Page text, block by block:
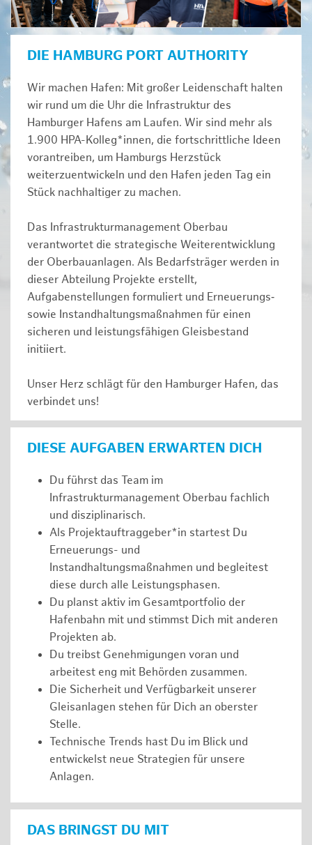
DIE HAMBURG PORT AUTHORITY
Wir machen Hafen: Mit großer Leidenschaft halten
wir rund um die Uhr die Infrastruktur des
Hamburger Hafens am Laufen. Wir sind mehr als
1.900 HPA-Kolleg*innen, die fortschrittliche Ideen
vorantreiben, um Hamburgs Herzstück
weiterzuentwickeln und den Hafen jeden Tag ein
Stück nachhaltiger zu machen.
Das Infrastrukturmanagement Oberbau
verantwortet die strategische Weiterentwicklung
der Oberbauanlagen. Als Bedarfsträger werden in
dieser Abteilung Projekte erstellt,
Aufgabenstellungen formuliert und Erneuerungs‑
sowie Instandhaltungsmaßnahmen für einen
sicheren und leistungsfähigen Gleisbestand
initiiert.
Unser Herz schlägt für den Hamburger Hafen, das
verbindet uns!
DIESE AUFGABEN ERWARTEN DICH
Du führst das Team im
Infrastrukturmanagement Oberbau fachlich
und disziplinarisch.
Als Projektauftraggeber*in startest Du
Erneuerungs- und
Instandhaltungsmaßnahmen und begleitest
diese durch alle Leistungsphasen.
Du planst aktiv im Gesamtportfolio der
Hafenbahn mit und stimmst Dich mit anderen
Projekten ab.
Du treibst Genehmigungen voran und
arbeitest eng mit Behörden zusammen.
Die Sicherheit und Verfügbarkeit unserer
Gleisanlagen stehen für Dich an oberster
Stelle.
Technische Trends hast Du im Blick und
entwickelst neue Strategien für unsere
Anlagen.
DAS BRINGST DU MIT